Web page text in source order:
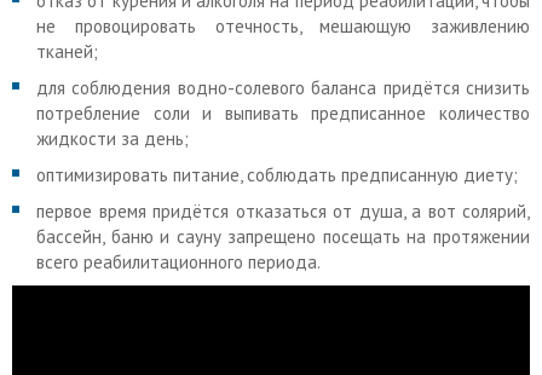
не провоцировать отечность, мешающую заживлению
тканей;
для соблюдения водно-солевого баланса придётся снизить
потребление соли и выпивать предписанное количество
жидкости за день;
оптимизировать питание, соблюдать предписанную диету;
первое время придётся отказаться от душа, а вот солярий,
бассейн, баню и сауну запрещено посещать на протяжении
всего реабилитационного периода.